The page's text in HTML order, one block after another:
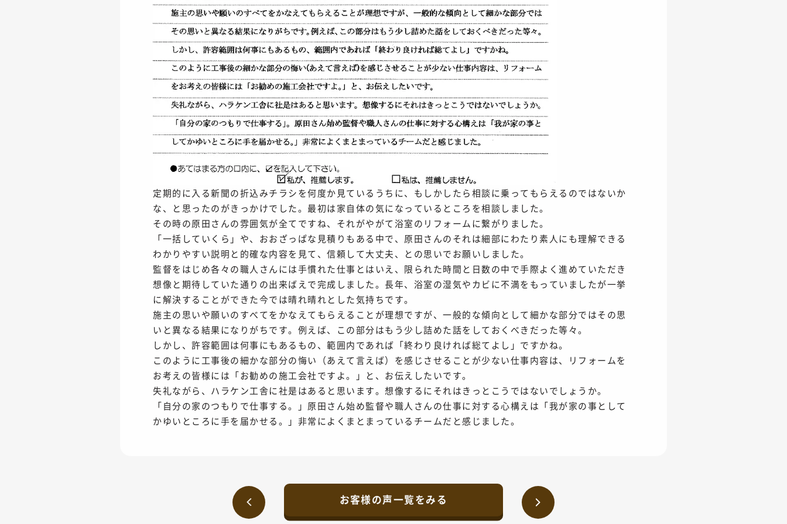
定期的に入る新聞の折込みチラシを何度か見ているうちに、もしかしたら相談に乗ってもらえるのではないか
な、と思ったのがきっかけでした。最初は家自体の気になっているところを相談しました。
その時の原田さんの雰囲気が全てですね、それがやがて浴室のリフォームに繋がりました。
「一括していくら」や、おおざっぱな見積りもある中で、原田さんのそれは細部にわたり素人にも理解できる
わかりやすい説明と的確な内容を見て、信頼して大丈夫、との思いでお願いしました。
監督をはじめ各々の職人さんには手慣れた仕事とはいえ、限られた時間と日数の中で手際よく進めていただき
想像と期待していた通りの出来ばえで完成しました。長年、浴室の湿気やカビに不満をもっていましたが一挙
に解決することができた今では晴れ晴れとした気持ちです。
施主の思いや願いのすべてをかなえてもらえることが理想ですが、一般的な傾向として細かな部分ではその思
いと異なる結果になりがちです。例えば、この部分はもう少し詰めた話をしておくべきだった等々。
しかし、許容範囲は何事にもあるもの、範囲内であれば「終わり良ければ総てよし」ですかね。
このように工事後の細かな部分の悔い（あえて言えば）を感じさせることが少ない仕事内容は、リフォームを
お考えの皆様には「お勧めの施工会社ですよ。」と、お伝えしたいです。
失礼ながら、ハラケン工舎に社是はあると思います。想像するにそれはきっとこうではないでしょうか。
「自分の家のつもりで仕事する。」原田さん始め監督や職人さんの仕事に対する心構えは「我が家の事として
かゆいところに手を届かせる。」非常によくまとまっているチームだと感じました。
お客様の声一覧をみる